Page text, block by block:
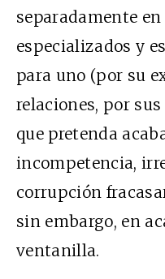
separadamente
especializados y
para uno (por su
relaciones, por
que pretenda
incompetencia,
corrupción
sin embargo, en
ventanilla.